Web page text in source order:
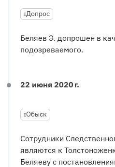
Допрос
Беляев Э. допрошен в
подозреваемого.
22 июня 2020 г.
Обыск
Сотрудники
являются к
Беляеву с